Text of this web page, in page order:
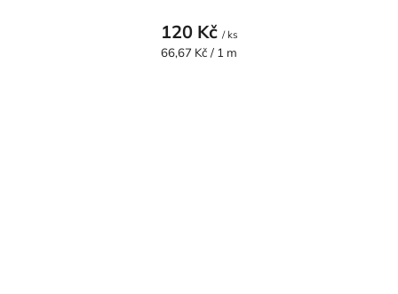
120 Kč / ks
Měrná
66,67 Kč / 1 m